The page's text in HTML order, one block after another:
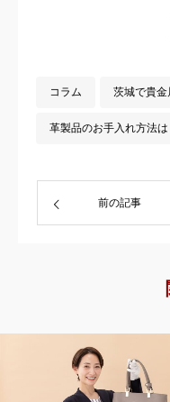
コラム 茨城で貴金
革製品のお手入れ方法は
前の記事